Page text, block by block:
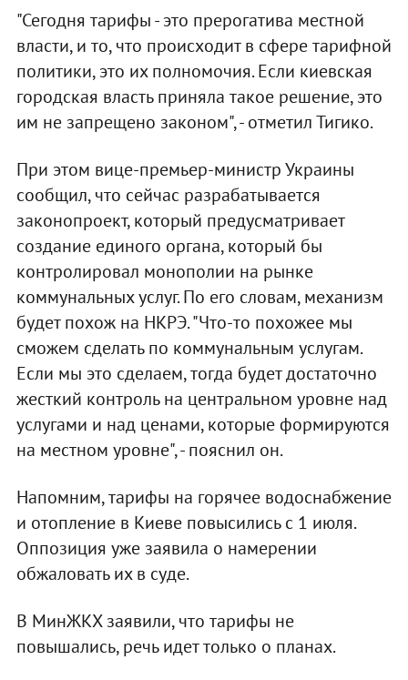
"Сегодня тарифы - это прерогатива местной
власти, и то, что происходит в сфере тарифной
политики, это их полномочия. Если киевская
городская власть приняла такое решение, это
им не запрещено законом", - отметил Тигико.
При этом вице-премьер-министр Украины
сообщил, что сейчас разрабатывается
законопроект, который предусматривает
создание единого органа, который бы
контролировал монополии на рынке
коммунальных услуг. По его словам, механизм
будет похож на НКРЭ. "Что-то похожее мы
сможем сделать по коммунальным услугам.
Если мы это сделаем, тогда будет достаточно
жесткий контроль на центральном уровне над
услугами и над ценами, которые формируются
на местном уровне", - пояснил он.
Напомним, тарифы на горячее водоснабжение
и отопление в Киеве повысились с 1 июля.
Оппозиция уже заявила о намерении
обжаловать их в суде.
В МинЖКХ заявили, что тарифы не
повышались, речь идет только о планах.